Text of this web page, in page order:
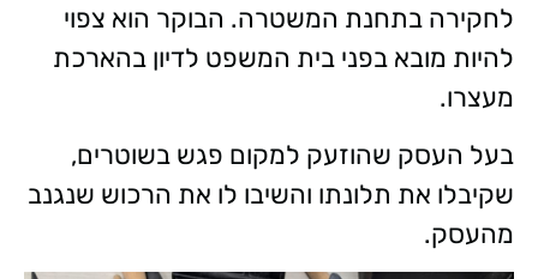
לחקירה בתחנת המשטרה. הבוקר הוא צפוי
להיות מובא בפני בית המשפט לדיון בהארכת
מעצרו.
בעל העסק שהוזעק למקום פגש בשוטרים,
שקיבלו את תלונתו והשיבו לו את הרכוש שנגנב
מהעסק.